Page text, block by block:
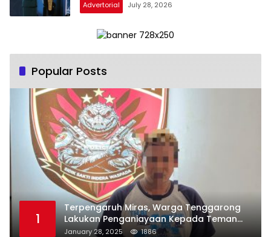
Advertorial July 28, 2026
Popular Posts
1
Terpengaruh Miras, Warga Tenggarong
Lakukan Penganiayaan Kepada Teman
Sendiri
January 28, 2025 1886